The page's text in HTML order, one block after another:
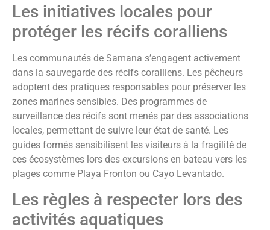
Les initiatives locales pour
protéger les récifs coralliens
Les communautés de Samana s’engagent activement
dans la sauvegarde des récifs coralliens. Les pêcheurs
adoptent des pratiques responsables pour préserver les
zones marines sensibles. Des programmes de
surveillance des récifs sont menés par des associations
locales, permettant de suivre leur état de santé. Les
guides formés sensibilisent les visiteurs à la fragilité de
ces écosystèmes lors des excursions en bateau vers les
plages comme Playa Fronton ou Cayo Levantado.
Les règles à respecter lors des
activités aquatiques